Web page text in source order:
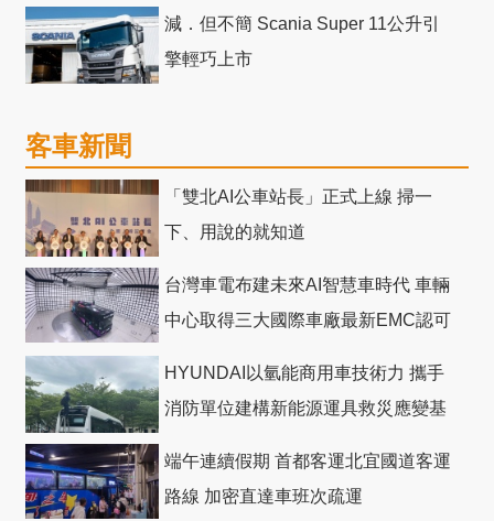
減．但不簡 Scania Super 11公升引
擎輕巧上市
客車新聞
「雙北AI公車站長」正式上線 掃一
下、用說的就知道
台灣車電布建未來AI智慧車時代 車輛
中心取得三大國際車廠最新EMC認可
HYUNDAI以氫能商用車技術力 攜手
消防單位建構新能源運具救災應變基
端午連續假期 首都客運北宜國道客運
路線 加密直達車班次疏運